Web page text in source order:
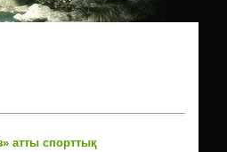
атты спорттық